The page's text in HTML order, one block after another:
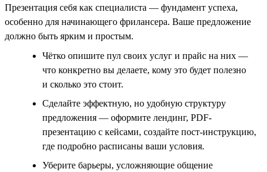
Презентация себя как специалиста — фундамент успеха,
особенно для начинающего фрилансера. Ваше предложение
должно быть ярким и простым.
Чётко опишите пул своих услуг и прайс на них —
что конкретно вы делаете, кому это будет полезно
и сколько это стоит.
Сделайте эффектную, но удобную структуру
предложения — оформите лендинг, PDF-
презентацию с кейсами, создайте пост-инструкцию,
где подробно расписаны ваши условия.
Уберите барьеры, усложняющие общение